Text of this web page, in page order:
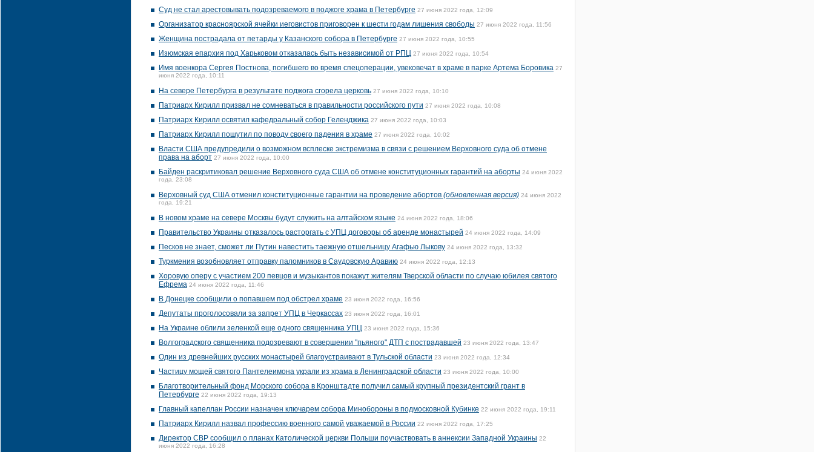
Суд не стал арестовывать подозреваемого в поджоге храма в Петербурге 27 июня 2022 года, 12:09
Организатор красноярской ячейки иеговистов приговорен к шести годам лишения свободы 27 июня 2022 года, 11:56
Женщина пострадала от петарды у Казанского собора в Петербурге 27 июня 2022 года, 10:55
Изюмская епархия под Харьковом отказалась быть независимой от РПЦ 27 июня 2022 года, 10:54
Имя военкора Сергея Постнова, погибшего во время спецоперации, увековечат в храме в парке Артема Боровика 27
июня 2022 года, 10:11
На севере Петербурга в результате поджога сгорела церковь 27 июня 2022 года, 10:10
Патриарх Кирилл призвал не сомневаться в правильности российского пути 27 июня 2022 года, 10:08
Патриарх Кирилл освятил кафедральный собор Геленджика 27 июня 2022 года, 10:03
Патриарх Кирилл пошутил по поводу своего падения в храме 27 июня 2022 года, 10:02
Власти США предупредили о возможном всплеске экстремизма в связи с решением Верховного суда об отмене
права на аборт 27 июня 2022 года, 10:00
Байден раскритиковал решение Верховного суда США об отмене конституционных гарантий на аборты 24 июня 2022
года, 23:08
Верховный суд США отменил конституционные гарантии на проведение абортов (обновленная версия) 24 июня 2022
года, 19:21
В новом храме на севере Москвы будут служить на алтайском языке 24 июня 2022 года, 18:06
Правительство Украины отказалось расторгать с УПЦ договоры об аренде монастырей 24 июня 2022 года, 14:09
Песков не знает, сможет ли Путин навестить таежную отшельницу Агафью Лыкову 24 июня 2022 года, 13:32
Туркмения возобновляет отправку паломников в Саудовскую Аравию 24 июня 2022 года, 12:13
Хоровую оперу с участием 200 певцов и музыкантов покажут жителям Тверской области по случаю юбилея святого
Ефрема 24 июня 2022 года, 11:46
В Донецке сообщили о попавшем под обстрел храме 23 июня 2022 года, 16:56
Депутаты проголосовали за запрет УПЦ в Черкассах 23 июня 2022 года, 16:01
На Украине облили зеленкой еще одного священника УПЦ 23 июня 2022 года, 15:36
Волгоградского священника подозревают в совершении "пьяного" ДТП с пострадавшей 23 июня 2022 года, 13:47
Один из древнейших русских монастырей благоустраивают в Тульской области 23 июня 2022 года, 12:34
Частицу мощей святого Пантелеимона украли из храма в Ленинградской области 23 июня 2022 года, 10:00
Благотворительный фонд Морского собора в Кронштадте получил самый крупный президентский грант в
Петербурге 22 июня 2022 года, 19:13
Главный капеллан России назначен ключарем собора Минобороны в подмосковной Кубинке 22 июня 2022 года, 19:11
Патриарх Кирилл назвал профессию военного самой уважаемой в России 22 июня 2022 года, 17:25
Директор СВР сообщил о планах Католической церкви Польши поучаствовать в аннексии Западной Украины 22
июня 2022 года, 16:28